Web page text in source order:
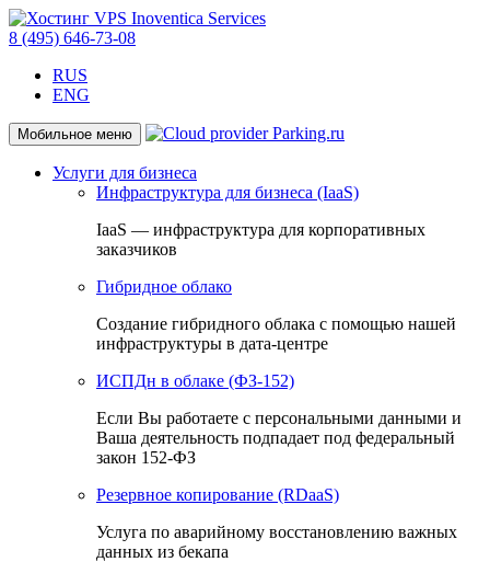
8 (495) 646-73-08
RUS
ENG
Мобильное меню
Услуги для бизнеса
Инфраструктура для бизнеса (IaaS)
IaaS — инфраструктура для корпоративных
заказчиков
Гибридное облако
Создание гибридного облака с помощью нашей
инфраструктуры в дата-центре
ИСПДн в облаке (ФЗ-152)
Если Вы работаете с персональными данными и
Ваша деятельность подпадает под федеральный
закон 152-ФЗ
Резервное копирование (RDaaS)
Услуга по аварийному восстановлению важных
данных из бекапа